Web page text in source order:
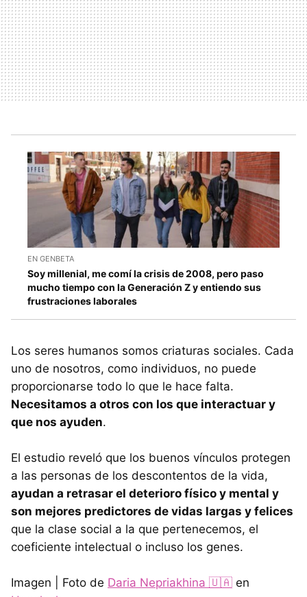
EN GENBETA
Soy millenial, me comí la crisis de 2008, pero paso
mucho tiempo con la Generación Z y entiendo sus
frustraciones laborales
Los seres humanos somos criaturas sociales. Cada
uno de nosotros, como individuos, no puede
proporcionarse todo lo que le hace falta.
Necesitamos a otros con los que interactuar y
que nos ayuden.
El estudio reveló que los buenos vínculos protegen
a las personas de los descontentos de la vida,
ayudan a retrasar el deterioro físico y mental y
son mejores predictores de vidas largas y felices
que la clase social a la que pertenecemos, el
coeficiente intelectual o incluso los genes.
Imagen | Foto de Daria Nepriakhina 🇺🇦 en